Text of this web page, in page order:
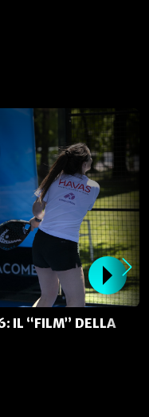
IL “FILM” DELLA